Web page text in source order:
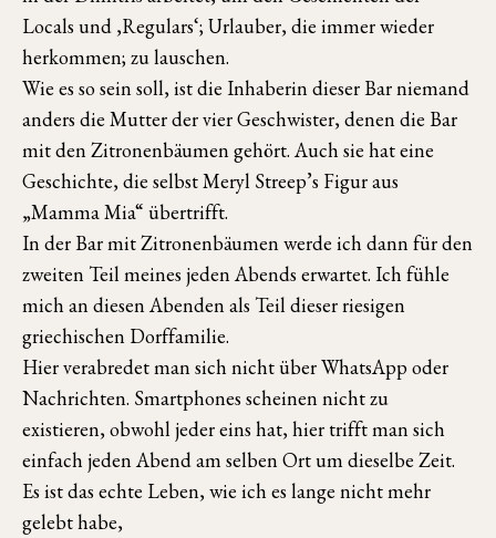
Locals und ‚Regulars‘; Urlauber, die immer wieder
herkommen; zu lauschen.
Wie es so sein soll, ist die Inhaberin dieser Bar niemand
anders die Mutter der vier Geschwister, denen die Bar
mit den Zitronenbäumen gehört. Auch sie hat eine
Geschichte, die selbst Meryl Streep’s Figur aus
„Mamma Mia“ übertrifft.
In der Bar mit Zitronenbäumen werde ich dann für den
zweiten Teil meines jeden Abends erwartet. Ich fühle
mich an diesen Abenden als Teil dieser riesigen
griechischen Dorffamilie.
Hier verabredet man sich nicht über WhatsApp oder
Nachrichten. Smartphones scheinen nicht zu
existieren, obwohl jeder eins hat, hier trifft man sich
einfach jeden Abend am selben Ort um dieselbe Zeit.
Es ist das echte Leben, wie ich es lange nicht mehr
gelebt habe,